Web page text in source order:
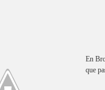
En
que